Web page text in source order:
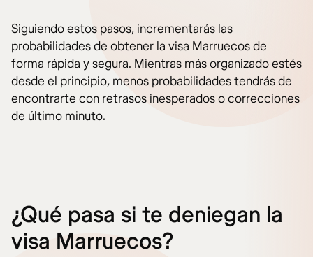
Siguiendo estos pasos, incrementarás las
probabilidades de obtener la visa Marruecos de
forma rápida y segura. Mientras más organizado estés
desde el principio, menos probabilidades tendrás de
encontrarte con retrasos inesperados o correcciones
de último minuto.
¿Qué pasa si te deniegan la
visa Marruecos?